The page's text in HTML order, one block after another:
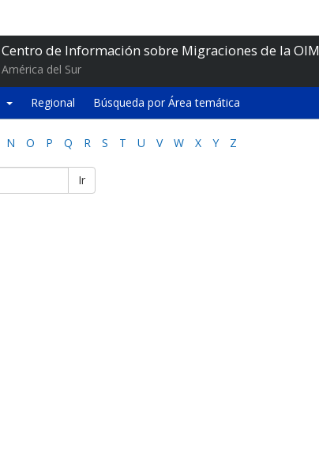
Centro de Información sobre Migraciones de la OIM
América del Sur
Regional Búsqueda por Área temática
N O P Q R S T U V W X Y Z
Ir